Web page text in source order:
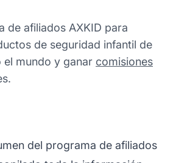
de afiliados AXKID para
de seguridad infantil de
mundo y ganar comisiones
del programa de afiliados